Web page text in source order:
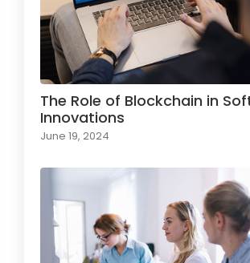
The Role of Blockchain in
Innovations
June 19, 2024